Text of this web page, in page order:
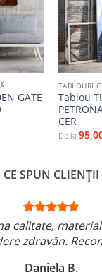
favorite
GATE
TABLOURI
Tablou
CER
De la
CE SPUN CLIENȚII
calitate,
zdravăn.
Daniela B.